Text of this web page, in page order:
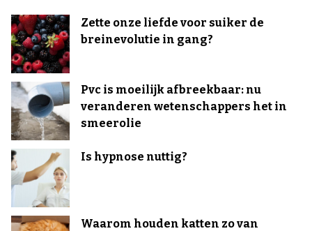
Zette onze liefde voor suiker de
breinevolutie in gang?
Pvc is moeilijk afbreekbaar: nu
veranderen wetenschappers het in
smeerolie
Is hypnose nuttig?
Waarom houden katten zo van